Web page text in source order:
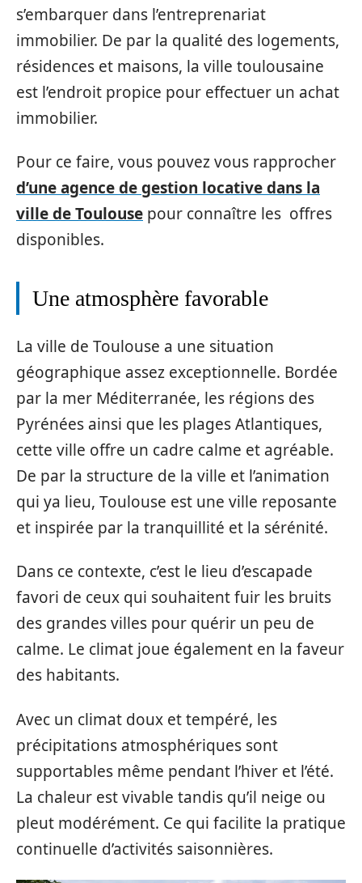
s’embarquer dans l’entreprenariat
immobilier. De par la qualité des logements,
résidences et maisons, la ville toulousaine
est l’endroit propice pour effectuer un achat
immobilier.
Pour ce faire, vous pouvez vous rapprocher
d’une agence de gestion locative dans la
ville de Toulouse pour connaître les offres
disponibles.
Une atmosphère favorable
La ville de Toulouse a une situation
géographique assez exceptionnelle. Bordée
par la mer Méditerranée, les régions des
Pyrénées ainsi que les plages Atlantiques,
cette ville offre un cadre calme et agréable.
De par la structure de la ville et l’animation
qui ya lieu, Toulouse est une ville reposante
et inspirée par la tranquillité et la sérénité.
Dans ce contexte, c’est le lieu d’escapade
favori de ceux qui souhaitent fuir les bruits
des grandes villes pour quérir un peu de
calme. Le climat joue également en la faveur
des habitants.
Avec un climat doux et tempéré, les
précipitations atmosphériques sont
supportables même pendant l’hiver et l’été.
La chaleur est vivable tandis qu’il neige ou
pleut modérément. Ce qui facilite la pratique
continuelle d’activités saisonnières.